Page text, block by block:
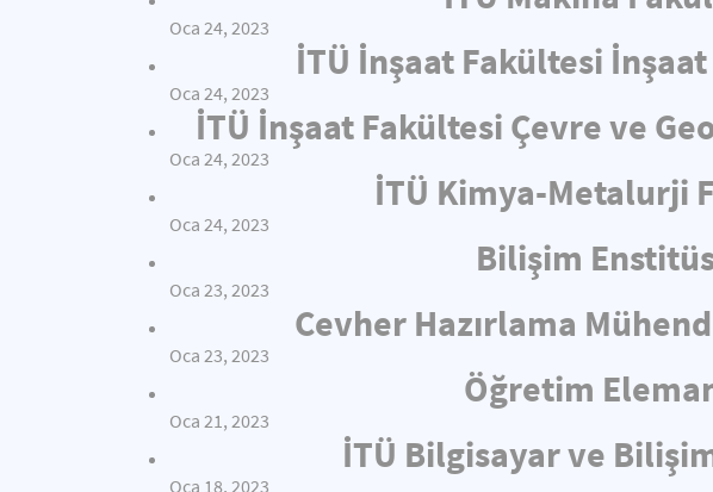
Oca 24, 2023
İTÜ İnşaat Fakültesi
Oca 24, 2023
İTÜ İnşaat Fakültesi Çevre ve
Oca 24, 2023
İTÜ Kimya-Metalurji
Oca 24, 2023
Bilişim
Oca 23, 2023
Cevher Hazırlama
Oca 23, 2023
Öğretim
Oca 21, 2023
İTÜ Bilgisayar ve
Oca 18, 2023